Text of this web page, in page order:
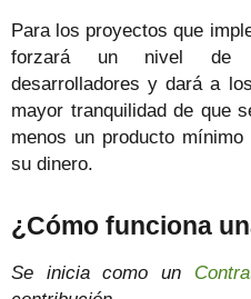
Para los proyectos que
forzará un nivel de
desarrolladores y dará a
mayor tranquilidad de que
menos un producto
su dinero.
¿Cómo funciona
Se inicia como un